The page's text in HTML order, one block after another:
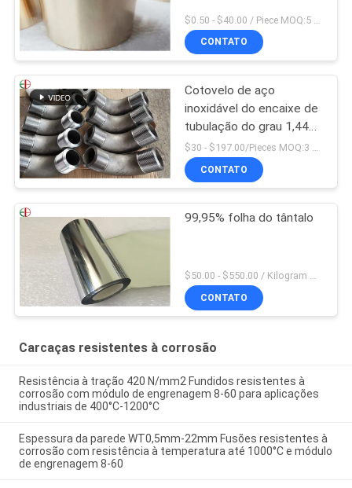
CONTATO
Cotovelo de aço
inoxidável do encaixe de
tubulação do grau 1,4418
da liga 90 da conexão da
flange
$30 - $197.00/Pieces MOQ:3 Piece / Pieces
CONTATO
99,95% folha do tântalo
$50.00 - $550.00 / Kilogram MOQ:2 quilogramas
CONTATO
Carcaças resistentes à corrosão
Resistência à tração 420 N/mm2 Fundidos resistentes à
corrosão com módulo de engrenagem 8-60 para aplicações
industriais de 400°C-1200°C
Espessura da parede WT0,5mm-22mm Fusões resistentes à
corrosão com resistência à temperatura até 1000°C e módulo
de engrenagem 8-60